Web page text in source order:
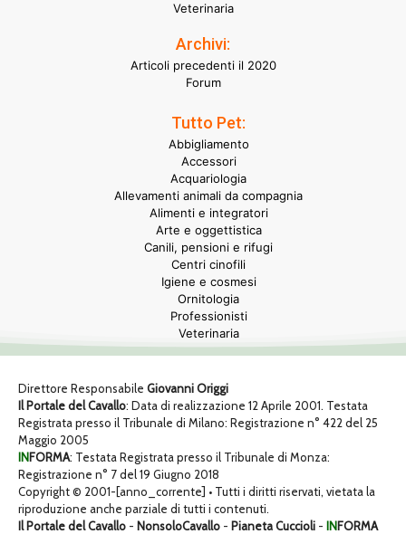
Veterinaria
Archivi:
Articoli precedenti il 2020
Forum
Tutto Pet:
Abbigliamento
Accessori
Acquariologia
Allevamenti animali da compagnia
Alimenti e integratori
Arte e oggettistica
Canili, pensioni e rifugi
Centri cinofili
Igiene e cosmesi
Ornitologia
Professionisti
Veterinaria
Direttore Responsabile Giovanni Origgi
Il Portale del Cavallo: Data di realizzazione 12 Aprile 2001. Testata
Registrata presso il Tribunale di Milano: Registrazione n° 422 del 25
Maggio 2005
INFORMA: Testata Registrata presso il Tribunale di Monza:
Registrazione n° 7 del 19 Giugno 2018
Copyright © 2001-[anno_corrente] • Tutti i diritti riservati, vietata la
riproduzione anche parziale di tutti i contenuti.
Il Portale del Cavallo - NonsoloCavallo - Pianeta Cuccioli - INFORMA